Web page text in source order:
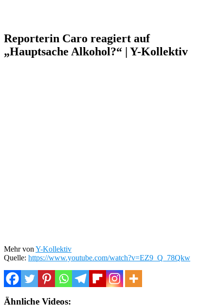
Reporterin Caro reagiert auf
„Hauptsache Alkohol?“ | Y-Kollektiv
Mehr von Y-Kollektiv
Quelle: https://www.youtube.com/watch?v=EZ9_Q_78Qkw
Ähnliche Videos: